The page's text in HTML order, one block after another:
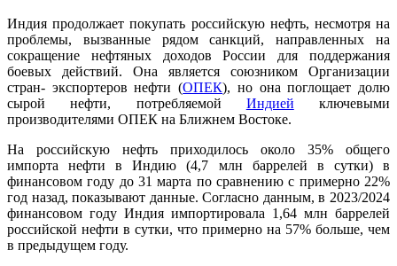
Индия продолжает покупать российскую нефть, несмотря на
проблемы, вызванные рядом санкций, направленных на
сокращение нефтяных доходов России для поддержания
боевых действий. Она является союзником Организации
стран- экспортеров нефти (ОПЕК), но она поглощает долю
сырой нефти, потребляемой Индией ключевыми
производителями ОПЕК на Ближнем Востоке.
На российскую нефть приходилось около 35% общего
импорта нефти в Индию (4,7 млн баррелей в сутки) в
финансовом году до 31 марта по сравнению с примерно 22%
год назад, показывают данные. Согласно данным, в 2023/2024
финансовом году Индия импортировала 1,64 млн баррелей
российской нефти в сутки, что примерно на 57% больше, чем
в предыдущем году.